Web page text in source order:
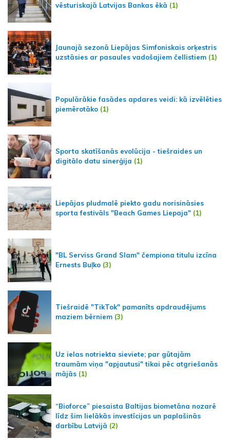
vēsturiskajā Latvijas Bankas ēkā (1)
Jaunajā sezonā Liepājas Simfoniskais orķestris
uzstāsies ar pasaules vadošajiem čellistiem (1)
Populārākie fasādes apdares veidi: kā izvēlēties
piemērotāko (1)
Sporta skatīšanās evolūcija - tiešraides un
digitālo datu sinerģija (1)
Liepājas pludmalē piekto gadu norisināsies
sporta festivāls "Beach Games Liepaja" (1)
"BL Serviss Grand Slam" čempiona titulu izcīna
Ernests Buļko (3)
Tiešraidē "TikTok" pamanīts apdraudējums
maziem bērniem (3)
Uz ielas notriekta sieviete; par gūtajām
traumām viņa "apjautusi" tikai pēc atgriešanās
mājās (1)
“Bioforce” piesaista Baltijas biometāna nozarē
līdz šim lielākās investīcijas un paplašinās
darbību Latvijā (2)